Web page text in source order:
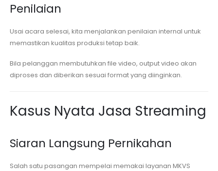
Penilaian
Usai acara selesai, kita menjalankan penilaian internal untuk
memastikan kualitas produksi tetap baik.
Bila pelanggan membutuhkan file video, output video akan
diproses dan diberikan sesuai format yang diinginkan.
Kasus Nyata Jasa Streaming
Siaran Langsung Pernikahan
Salah satu pasangan mempelai memakai layanan MKVS